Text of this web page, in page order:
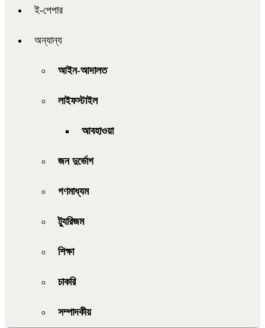
ই-পেপার
অন্যান্য
আইন-আদালত
লাইফস্টাইল
আবহাওয়া
জন দুর্ভোগ
গণমাধ্যম
ট্যুরিজম
শিক্ষা
চাকরি
সম্পাদকীয়